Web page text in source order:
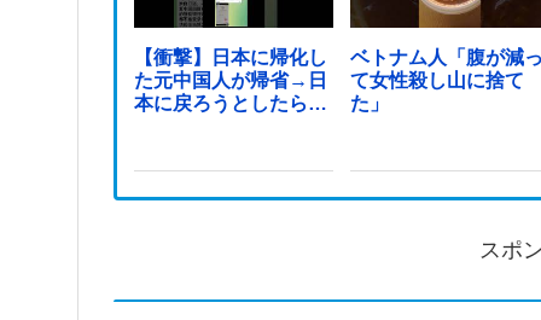
【衝撃】日本に帰化し
た元中国人が帰省→日
本に戻ろうとしたら…
ベトナム人「腹が減
て女性殺し山に捨て
た」
スポ